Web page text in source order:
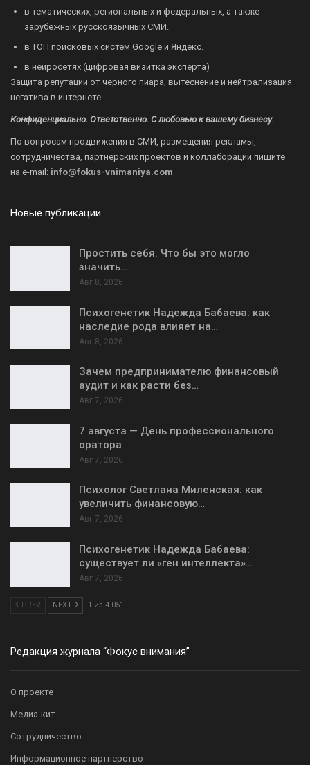
в тематических, региональных и федеральных, а также
зарубежных русскоязычных СМИ.
в ТОП поисковых систем Google и Яндекс.
в нейросетях (цифровая визитка эксперта)
Защита репутации от черного пиара, вытеснение и нейтрализация
негатива в интернете.
Конфиденциально. Ответственно. С любовью к вашему бизнесу.
По вопросам продвижения в СМИ, размещения рекламы,
сотрудничества, партнерских проектов и коллабораций пишите
на e-mail: info@fokus-vnimaniya.com
Новые публикации
Простить себя. Что бы это могло
значить…
Авг 8, 2026
Психогенетик Надежда Бабаева: как
наследие рода влияет на…
Авг 8, 2026
Зачем предпринимателю финансовый
аудит и как расти без…
Авг 7, 2026
7 августа — День профессионального
оратора
Авг 7, 2026
Психолог Светлана Миленская: как
увеличить финансовую…
Авг 7, 2026
Психогенетик Надежда Бабаева:
существует ли «ген интеллекта»…
Авг 7, 2026
PREV NEXT 1 из 4 051
Редакция журнала “Фокус внимания”
О проекте
Медиа-кит
Сотрудничество
Информационное партнерство